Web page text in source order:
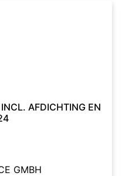
AFDICHTING EN
GMBH